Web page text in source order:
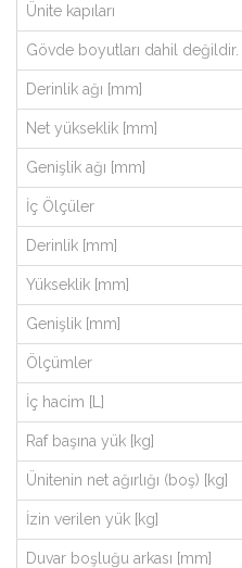
Ünite kapıları
Gövde boyutları dahil değildir.
Derinlik ağı [mm]
Net yükseklik [mm]
Genişlik ağı [mm]
İç Ölçüler
Derinlik [mm]
Yükseklik [mm]
Genişlik [mm]
Ölçümler
İç hacim [L]
Raf başına yük [kg]
Ünitenin net ağırlığı (boş) [kg]
İzin verilen yük [kg]
Duvar boşluğu arkası [mm]